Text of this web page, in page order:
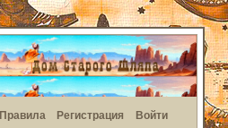
Правила Регистрация Войти